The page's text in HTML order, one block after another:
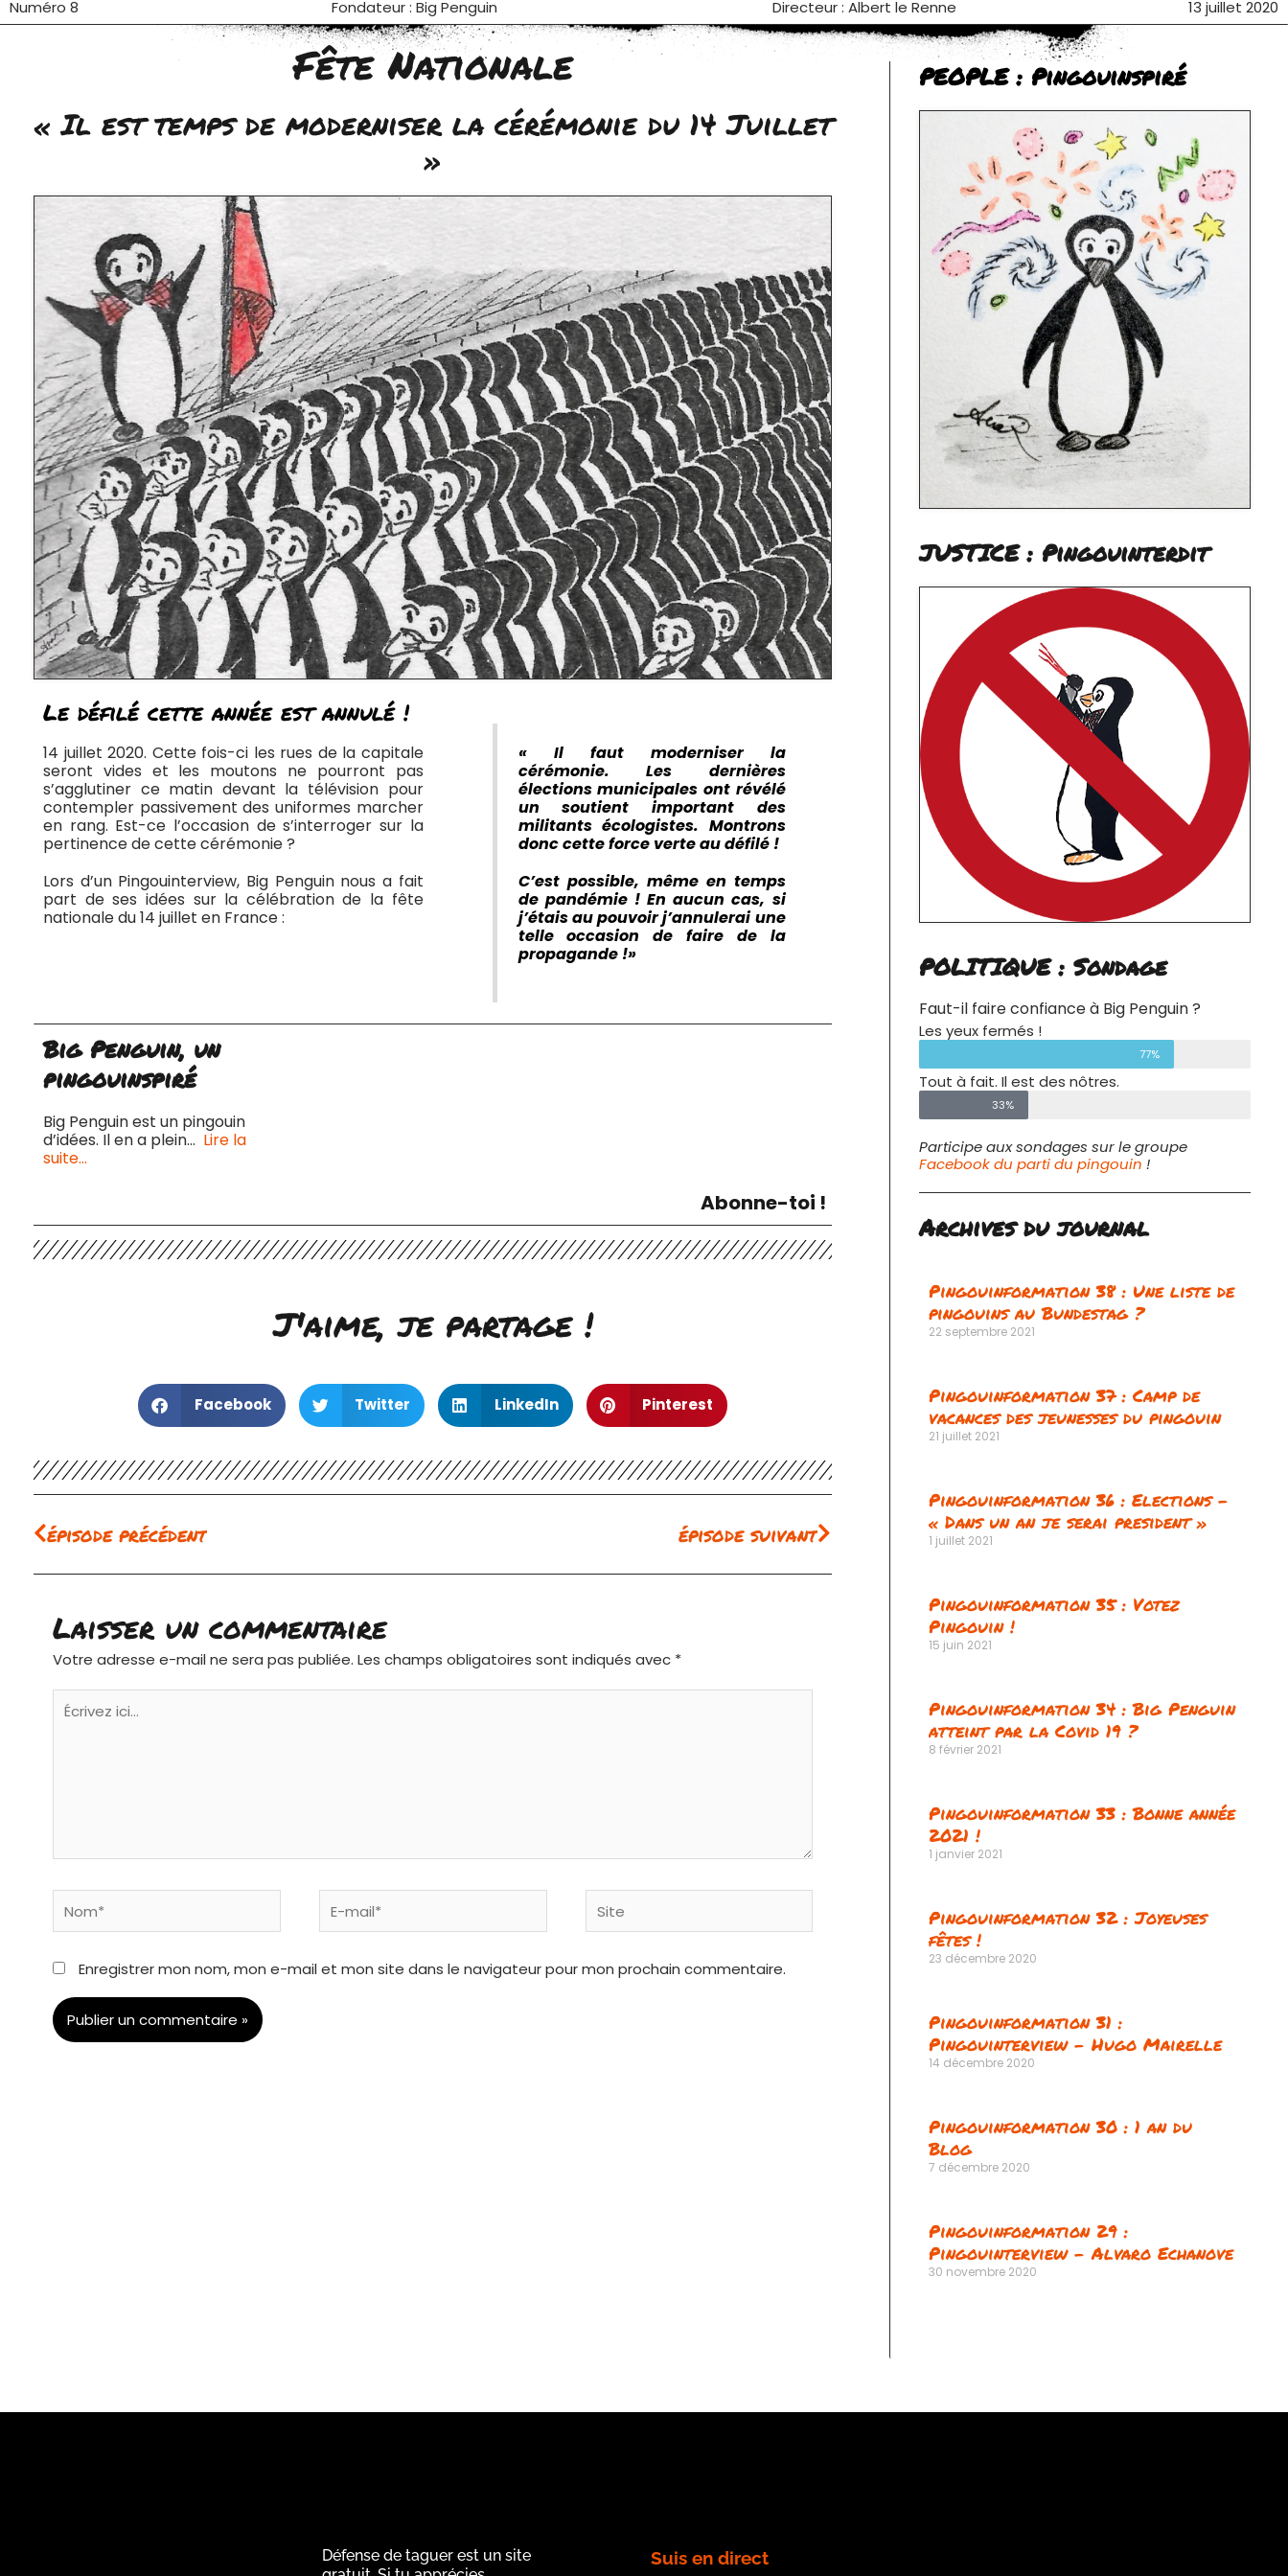
Numéro 8 Fondateur : Big Penguin Directeur : Albert le Renne 13 juillet 2020
Fête Nationale
« Il est temps de moderniser la cérémonie du 14 Juillet
»
Le défilé cette année est annulé !
14 juillet 2020. Cette fois-ci les rues de la capitale
seront vides et les moutons ne pourront pas
s’agglutiner ce matin devant la télévision pour
contempler passivement des uniformes marcher
en rang. Est-ce l’occasion de s’interroger sur la
pertinence de cette cérémonie ?
Lors d’un Pingouinterview, Big Penguin nous a fait
part de ses idées sur la célébration de la fête
nationale du 14 juillet en France :
« Il faut moderniser la
cérémonie. Les dernières
élections municipales ont révélé
un soutient important des
militants écologistes. Montrons
donc cette force verte au défilé !
C’est possible, même en temps
de pandémie !En aucun cas, si
j’étais au pouvoir j’annulerai une
telle occasion de faire de la
propagande !»
Big Penguin, un
pingouinspiré
Big Penguin est un pingouin
d’idées. Il en a plein… Lire la
suite…
Abonne-toi !
J'aime, je partage !
Facebook Twitter LinkedIn Pinterest
Précédent
épisode précédent épisode suivant
Suivant
Laisser un commentaire
Votre adresse e-mail ne sera pas publiée. Les champs obligatoires sont indiqués avec *
Écrivez
ici…
Nom*
E-
mail*
Site
Enregistrer mon nom, mon e-mail et mon site dans le navigateur pour mon prochain commentaire.
PEOPLE : Pingouinspiré
JUSTICE : Pingouinterdit
POLITIQUE : Sondage
Faut-il faire confiance à Big Penguin ?
Les yeux fermés !
77%
Tout à fait. Il est des nôtres.
33%
Participe aux sondages sur le groupe
Facebook du parti du pingouin!
Archives du journal
Pingouinformation 38 : Une liste de
pingouins au Bundestag ?
22 septembre 2021
Pingouinformation 37 : Camp de
vacances des jeunesses du pingouin
21 juillet 2021
Pingouinformation 36 : Elections –
« Dans un an je serai president »
1 juillet 2021
Pingouinformation 35 : Votez
Pingouin !
15 juin 2021
Pingouinformation 34 : Big Penguin
atteint par la Covid 19 ?
8 février 2021
Pingouinformation 33 : Bonne année
2021 !
1 janvier 2021
Pingouinformation 32 : Joyeuses
fêtes !
23 décembre 2020
Pingouinformation 31 :
Pingouinterview – Hugo Mairelle
14 décembre 2020
Pingouinformation 30 : 1 an du
Blog
7 décembre 2020
Pingouinformation 29 :
Pingouinterview – Alvaro Echanove
30 novembre 2020
Défense de taguer est un site
Suis en direct